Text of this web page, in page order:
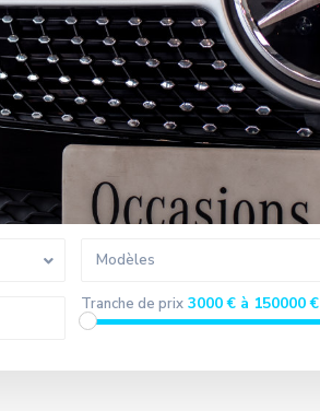
Modèles
Tranche de prix 3000 € à 150000 €